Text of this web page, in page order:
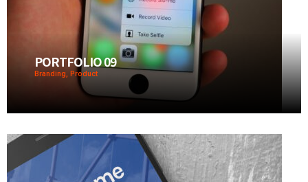
PORTFOLIO 09
Branding, Product